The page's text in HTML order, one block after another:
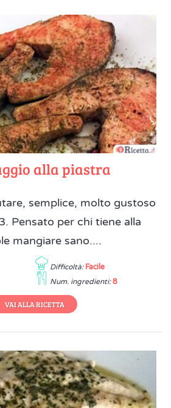
alla piastra
semplice, molto gustoso
Pensato per chi tiene alla
mangiare sano....
Difficoltà: Facile
Num. ingredienti: 8
VAI ALLA RICETTA